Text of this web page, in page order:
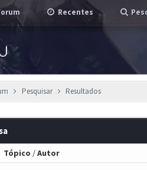
Recentes
Pesquisar Resultados
Tópico /Autor